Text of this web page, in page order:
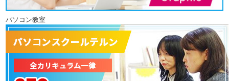
パソコン教室